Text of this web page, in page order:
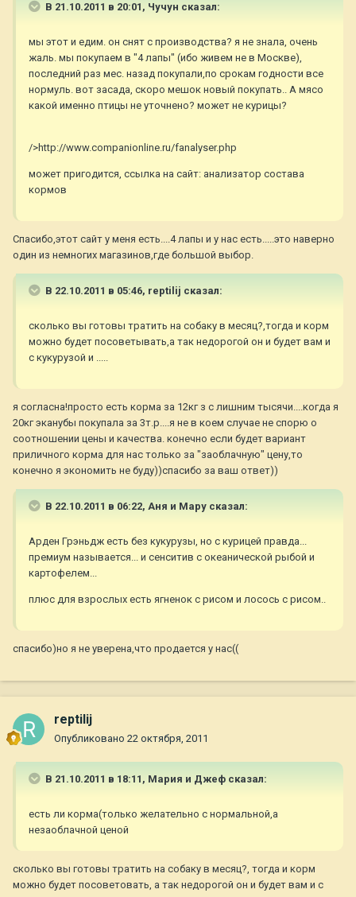
В 21.10.2011 в 20:01, Чучун сказал:
мы этот и едим. он снят с производства? я не знала, очень
жаль. мы покупаем в "4 лапы" (ибо живем не в Москве),
последний раз мес. назад покупали,по срокам годности все
нормуль. вот засада, скоро мешок новый покупать.. А мясо
какой именно птицы не уточнено? может не курицы?
/>http://www.companionline.ru/fanalyser.php
может пригодится, ссылка на сайт: анализатор состава
кормов
Спасибо,этот сайт у меня есть....4 лапы и у нас есть.....это наверно
один из немногих магазинов,где большой выбор.
В 22.10.2011 в 05:46, reptilij сказал:
сколько вы готовы тратить на собаку в месяц?,тогда и корм
можно будет посоветывать,а так недорогой он и будет вам и
с кукурузой и .....
я согласна!просто есть корма за 12кг з с лишним тысячи....когда я
20кг эканубы покупала за 3т.р....я не в коем случае не спорю о
соотношении цены и качества. конечно если будет вариант
приличного корма для нас только за "заоблачную" цену,то
конечно я экономить не буду))спасибо за ваш ответ))
В 22.10.2011 в 06:22, Аня и Мару сказал:
Арден Грэньдж есть без кукурузы, но с курицей правда...
премиум называется... и сенситив с океанической рыбой и
картофелем...
плюс для взрослых есть ягненок с рисом и лосось с рисом..
спасибо)но я не уверена,что продается у нас((
reptilij
Опубликовано 22 октября, 2011
В 21.10.2011 в 18:11, Мария и Джеф сказал:
есть ли корма(только желательно с нормальной,а
незаоблачной ценой
сколько вы готовы тратить на собаку в месяц?, тогда и корм
можно будет посоветовать, а так недорогой он и будет вам и с